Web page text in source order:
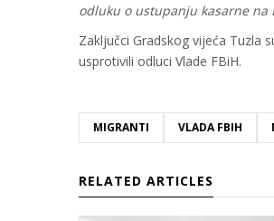
odluku o ustupanju kasarne na
Zaključci Gradskog vijeća Tuzla
usprotivili odluci Vlade FBiH.
MIGRANTI VLADA FBIH
RELATED ARTICLES